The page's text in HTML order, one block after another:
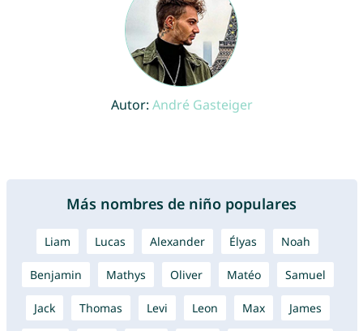
Autor: André Gasteiger
Más nombres de niño populares
Liam Lucas Alexander Élyas Noah
Benjamin Mathys Oliver Matéo Samuel
Jack Thomas Levi Leon Max James